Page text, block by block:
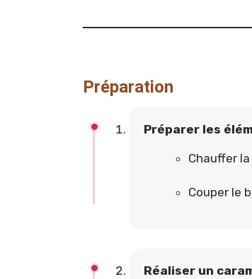
Préparation
Préparer les
Chauffer
Couper le
Réaliser un